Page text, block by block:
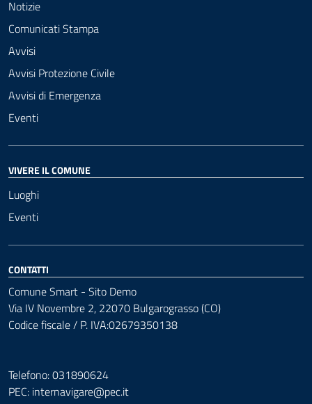
Notizie
Comunicati Stampa
Avvisi
Avvisi Protezione Civile
Avvisi di Emergenza
Eventi
VIVERE IL COMUNE
Luoghi
Eventi
CONTATTI
Comune Smart - Sito Demo
Via IV Novembre 2, 22070 Bulgarograsso (CO)
Codice fiscale / P. IVA:02679350138
Telefono: 031890624
PEC: internavigare@pec.it